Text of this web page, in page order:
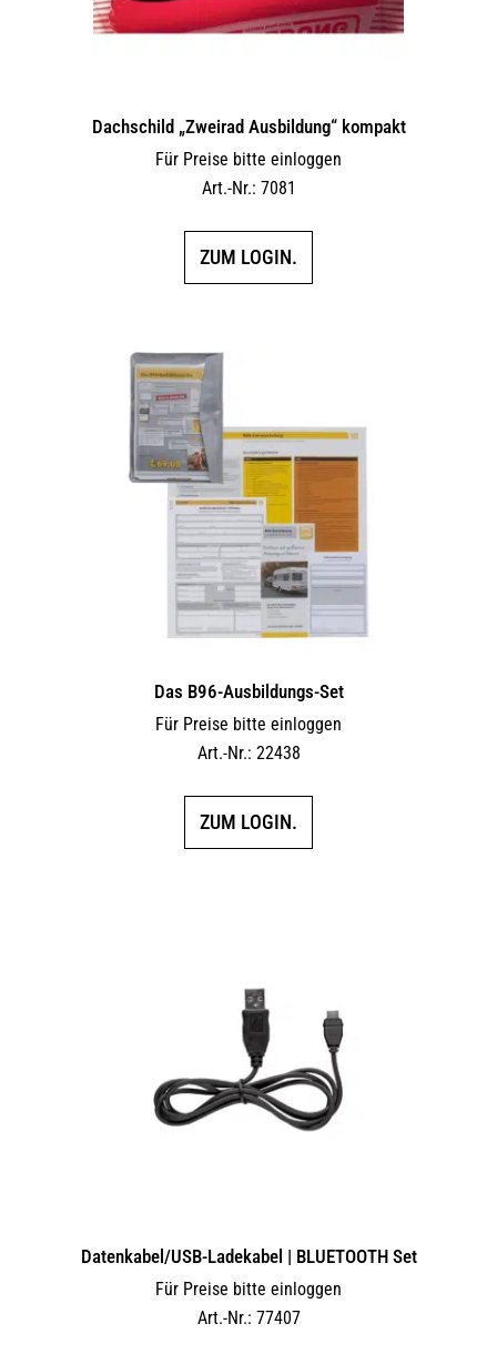
Dachschild „Zweirad Ausbildung“ kompakt
Für Preise bitte einloggen
Art.-Nr.: 7081
ZUM LOGIN.
Das B96-Ausbildungs-Set
Für Preise bitte einloggen
Art.-Nr.: 22438
ZUM LOGIN.
Datenkabel/USB-Ladekabel | BLUETOOTH Set
Für Preise bitte einloggen
Art.-Nr.: 77407